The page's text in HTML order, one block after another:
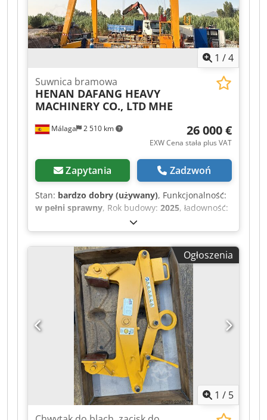
1 /4
Málaga 2 510 km
Suwnica bramowa
HENAN DAFANG HEAVY
MACHINERY CO., LTD MHE
26 000 €
EXW Cena stała plus VAT
Zapytania Zadzwoń
Stan: bardzo dobry (używany), Funkcjonalność:
w pełni sprawny, Rok budowy: 2025, ładowność:
, wysokość podnoszenia:
napięcie akumulatora:380 V, Certyfikowany
przez DGUV do:06/2030, masa całkowita:10 000
, całkowita wysokość: 9 900 mm , Wyposażenie:
Oznakowanie CE, Na sprzedaż żuraw bramowy
dwuszynowy poruszający się po torach,
wyprodukowany w 2025 roku, używany przez
zaledwie 5 miesięcy. Stan idealny, w pełni
sprawny, możliwość obejrzenia go w pracy przed
zakupem. Główne cechy: Udźwig: 8 ton dzięki
dwóm niezależnym wciągarkom o udźwigu 4
tony każda, zamontowanym na głównej belce
Rozstaw podpór: 8 m Wysokość podnoszenia: 7
m Wysięgniki: 1,75 m z każdej strony Wysokość
całkowita: 9,9 m Dcodpozrmigsfx Aa Rjk Waga
urządzenia: ok. 10 ton Zasilanie: 380 V,
Ogłoszenia
1 / 5